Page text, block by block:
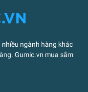
ngành hàng khác
Gumic.vn mua sắm